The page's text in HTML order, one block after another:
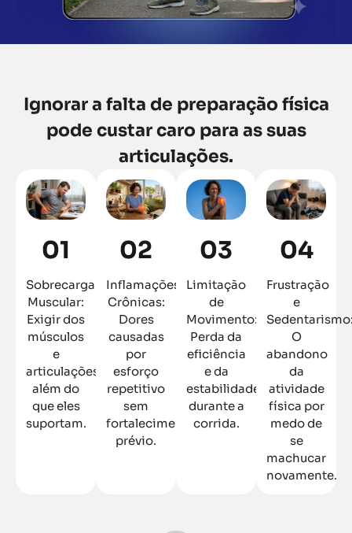
Ignorar a falta de preparação física
pode custar caro para as suas
articulações.
01
Sobrecarga
Muscular:
Exigir dos
músculos
e
articulações
além do
que eles
suportam.
02
Inflamações
Crônicas:
Dores
causadas
por
esforço
repetitivo
sem
fortalecimento
prévio.
03
Limitação
de
Movimento:
Perda da
eficiência
e da
estabilidade
durante a
corrida.
04
Frustração
e
O
abandono
da
atividade
física por
medo de
se
machucar
novamente.